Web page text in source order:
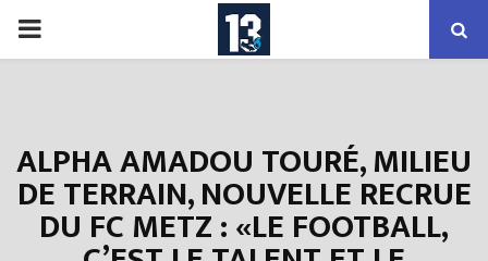
PRIMARY
ALPHA AMADOU TOURÉ, MILIEU
DE TERRAIN, NOUVELLE RECRUE
DU FC METZ : «LE FOOTBALL,